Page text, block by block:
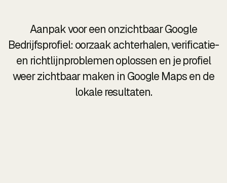
Aanpak voor een onzichtbaar Google
Bedrijfsprofiel: oorzaak achterhalen, verificatie-
en richtlijnproblemen oplossen en je profiel
weer zichtbaar maken in Google Maps en de
lokale resultaten.